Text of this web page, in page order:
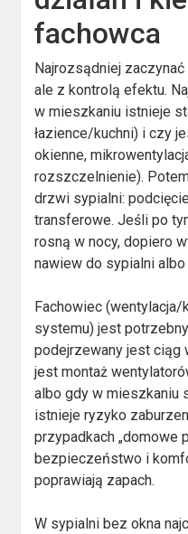
fachowca
Najrozsądniej
ale z kontrolą efektu.
w mieszkaniu istnieje
łazience/kuchni) i czy
okienne,
rozszczelnienie).
drzwi sypialni:
transferowe. Jeśli po
rosną w nocy, dopiero
nawiew do sypialni
Fachowiec
systemu) jest
podejrzewany jest ciąg
jest montaż
albo gdy w mieszkaniu
istnieje ryzyko
przypadkach „domowe
bezpieczeństwo i
poprawiają zapach.
W sypialni bez okna